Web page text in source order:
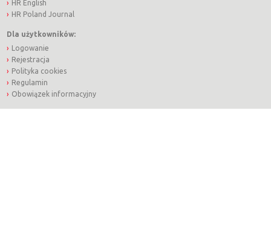
HR English
HR Poland Journal
Dla użytkowników:
Logowanie
Rejestracja
Polityka cookies
Regulamin
Obowiązek informacyjny